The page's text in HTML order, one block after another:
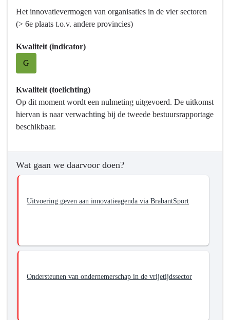
we
bereiken?
Stimuleren
van
innovatie
vernieuwing
Het innovatievermogen van organisaties in de vier sectoren
(> 6e plaats t.o.v. andere provincies)
Kwaliteit (indicator)
G
Kwaliteit (toelichting)
Op dit moment wordt een nulmeting uitgevoerd. De uitkomst
hiervan is naar verwachting bij de tweede bestuursrapportage
beschikbaar.
Wat gaan we daarvoor doen?
Uitvoering geven aan innovatieagenda via BrabantSport
Ondersteunen van ondernemerschap in de vrijetijdssector